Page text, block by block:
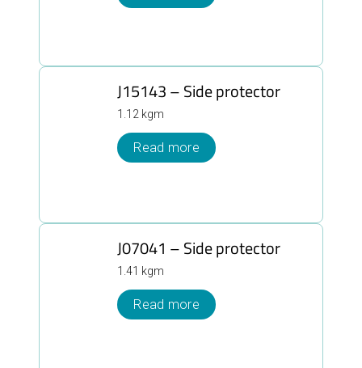
J15143 – Side protector
1.12 kgm
Read more
J07041 – Side protector
1.41 kgm
Read more